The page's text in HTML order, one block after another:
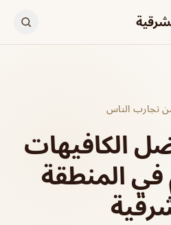
تجارب الناس
الكافيهات
في المنطقة